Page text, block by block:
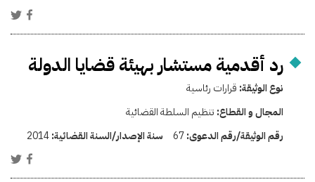
رد أقدمية مستشار بهيئة قضايا الدولة
نوع الوثيقة: قرارات رئاسية
المجال و القطاع: تنظيم السلطة القضائية
رقم الوثيقة/رقم الدعوى:67 سنة الإصدار/السنة القضائية:2014